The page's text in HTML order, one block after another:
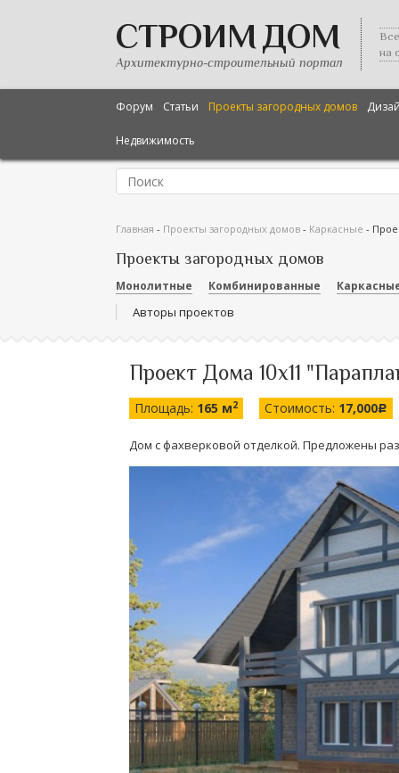
СТРОИМ ДОМ
Архитектурно-строительный портал
на
Форум Статьи Проекты загородных домов
Недвижимость
Главная - Проекты загородных домов - Каркасные -
Проекты загородных домов
Монолитные Комбинированные
Авторы проектов
Проект Дома 10х11
Площадь: 165 м2 Стоимость: 17,000c
Дом с фахверковой отделкой. Предложены